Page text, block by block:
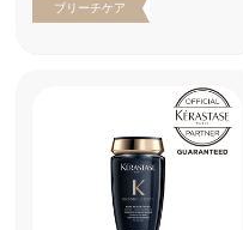
ブリーチケア